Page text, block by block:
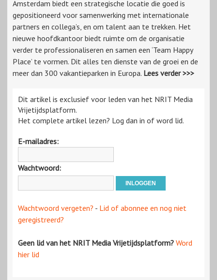
Amsterdam biedt een strategische locatie die goed is
gepositioneerd voor samenwerking met internationale
partners en collega’s, en om talent aan te trekken. Het
nieuwe hoofdkantoor biedt ruimte om de organisatie
verder te professionaliseren en samen een ‘Team Happy
Place’ te vormen. Dit alles ten dienste van de groei en de
meer dan 300 vakantieparken in Europa. Lees verder >>>
Dit artikel is exclusief voor leden van het NRIT Media
Vrijetijdsplatform.
Het complete artikel lezen? Log dan in of word lid.
E-mailadres:
Wachtwoord:
Wachtwoord vergeten? - Lid of abonnee en nog niet
geregistreerd?
Geen lid van het NRIT Media Vrijetijdsplatform? Word
hier lid